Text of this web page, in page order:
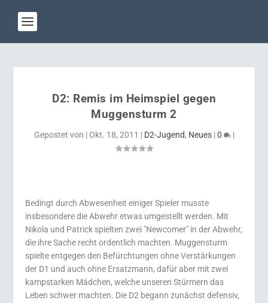
D2: Remis im Heimspiel gegen
Muggensturm 2
Gepostet von | Okt. 18, 2011 | D2-Jugend, Neues|0 |
Bedingt durch Abwesenheit einiger Spieler musste
insbesondere die Abwehr etwas umgestellt werden. Mit
Nikola und Patrick spielten zwei "Newcomer" in der Abwehr,
die ihre Sache recht ordentlich machten. Muggensturm
spielte entgegen den Befürchtungen ohne Verstärkungen
der D1 und auch ohne Ersatzmann, dafür aber mit zwei
kampstarken Mädchen, welche unseren Stürmern das
Leben schwer machten. Die D2 begann zunächst defensiv,